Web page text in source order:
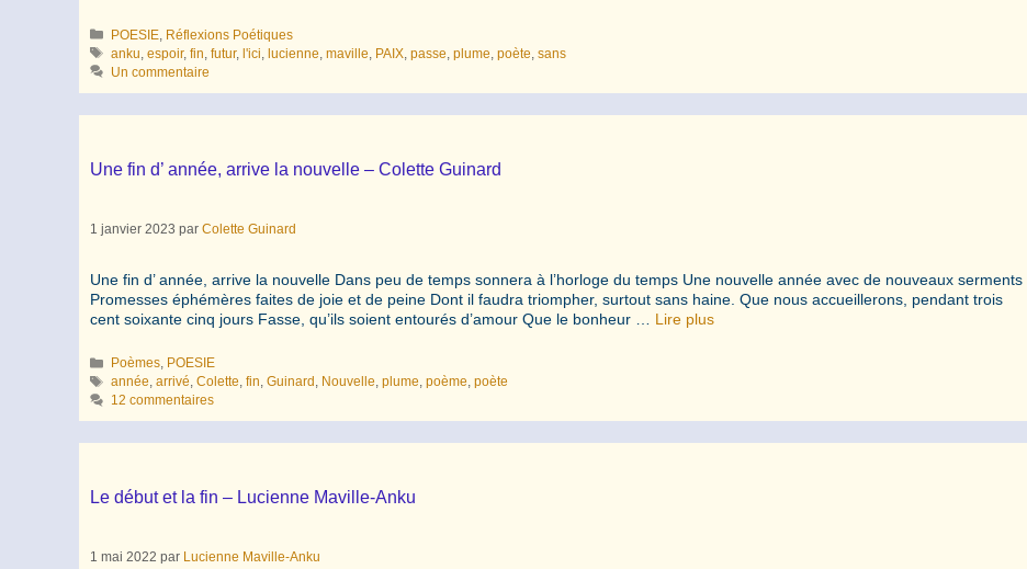
Catégories
POESIE Réflexions Poétiques
Étiquettes
anku ,espoir,fin ,futur,l'ici ,lucienne ,maville PAIX ,passe ,plume ,poète ,sans
Un commentaire
Une fin d’ année, arrive la nouvelle – Colette Guinard
1 janvier 2023 par Colette Guinard
Une fin d’ année, arrive la nouvelle Dans peu de temps sonnera à l’horloge du temps Une nouvelle année avec de nouveaux serments
Promesses éphémères faites de joie et de peine Dont il faudra triompher, surtout sans haine. Que nous accueillerons, pendant trois
cent soixante cinq jours Fasse, qu’ils soient entourés d’amour Que le bonheur … Lire plus
Catégories
Poèmes, POESIE
Étiquettes
année,arrivé,Colette,fin,Guinard , Nouvelle,plume,poème,poète
12 commentaires
Le début et la fin – Lucienne Maville-Anku
1 mai 2022 par Lucienne Maville-Anku